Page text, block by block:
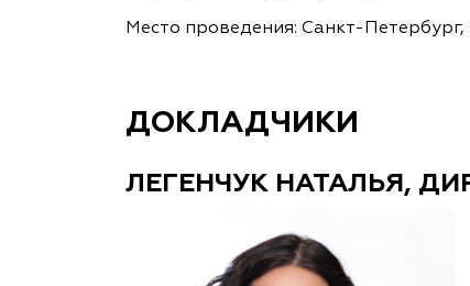
Место проведения: Санкт-Петербург,
ДОКЛАДЧИКИ
ЛЕГЕНЧУК НАТАЛЬЯ ,